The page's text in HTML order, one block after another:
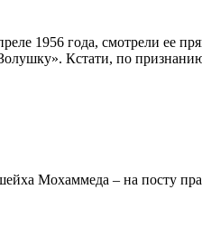
1956 года, смотрели ее
Кстати, по
Мохаммеда – на посту